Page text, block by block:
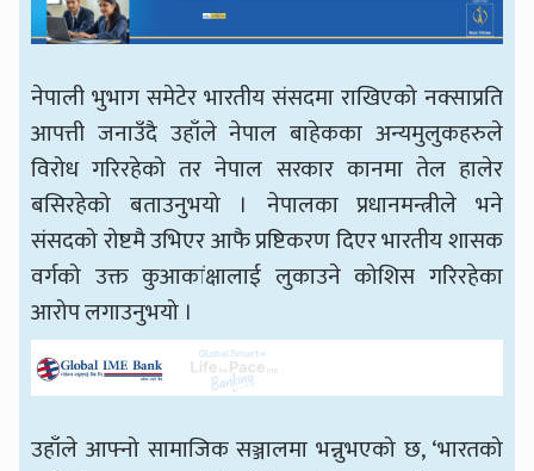
नेपाली भुभाग समेटेर भारतीय संसदमा राखिएको नक्साप्रति
आपत्ती जनाउँदै उहाँले नेपाल बाहेकका अन्यमुलुकहरुले
विरोध गरिरहेको तर नेपाल सरकार कानमा तेल हालेर
बसिरहेको बताउनुभयो । नेपालका प्रधानमन्त्रीले भने
संसदको रोष्टमै उभिएर आफै प्रष्टिकरण दिएर भारतीय शासक
वर्गको उक्त कुआकांक्षालाई लुकाउने कोशिस गरिरहेका
आरोप लगाउनुभयो ।
उहाँले आफ्नो सामाजिक सञ्जालमा भन्नुभएको छ, ‘भारतको